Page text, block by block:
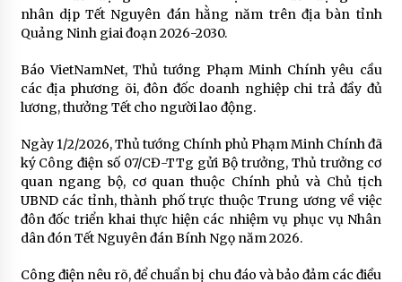
nhân dịp Tết Nguyên đán hằng năm trên địa bàn tỉnh
Quảng Ninh giai đoạn 2026-2030.
Báo VietNamNet, Thủ tướng Phạm Minh Chính yêu cầu
các địa phương õi, đôn đốc doanh nghiệp chi trả đầy đủ
lương, thưởng Tết cho người lao động.
Ngày 1/2/2026, Thủ tướng Chính phủ Phạm Minh Chính đã
ký Công điện số 07/CĐ-TTg gửi Bộ trưởng, Thủ trưởng cơ
quan ngang bộ, cơ quan thuộc Chính phủ và Chủ tịch
UBND các tỉnh, thành phố trực thuộc Trung ương về việc
đôn đốc triển khai thực hiện các nhiệm vụ phục vụ Nhân
dân đón Tết Nguyên đán Bính Ngọ năm 2026.
Công điện nêu rõ, để chuẩn bị chu đáo và bảo đảm các điều